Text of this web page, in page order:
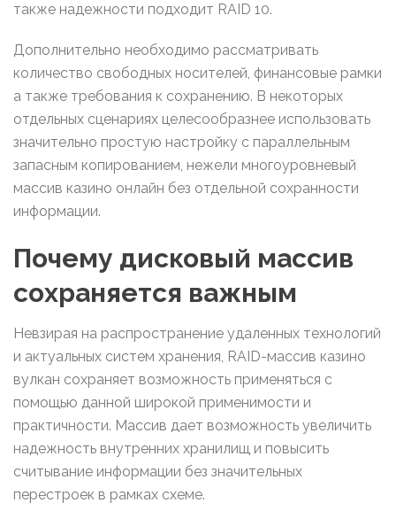
также надежности подходит RAID 10.
Дополнительно необходимо рассматривать
количество свободных носителей, финансовые рамки
а также требования к сохранению. В некоторых
отдельных сценариях целесообразнее использовать
значительно простую настройку с параллельным
запасным копированием, нежели многоуровневый
массив казино онлайн без отдельной сохранности
информации.
Почему дисковый массив
сохраняется важным
Невзирая на распространение удаленных технологий
и актуальных систем хранения, RAID-массив казино
вулкан сохраняет возможность применяться с
помощью данной широкой применимости и
практичности. Массив дает возможность увеличить
надежность внутренних хранилищ и повысить
считывание информации без значительных
перестроек в рамках схеме.